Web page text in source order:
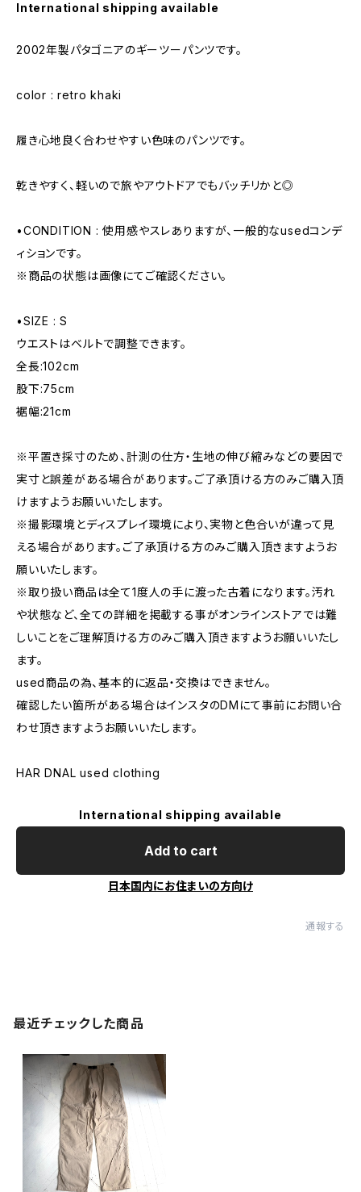
International shipping available
2002年製パタゴニアのギーツーパンツです。
color : retro khaki
履き心地良く合わせやすい色味のパンツです。
乾きやすく、軽いので旅やアウトドアでもバッチリかと◎
•CONDITION : 使用感やスレありますが、一般的なusedコンデ
ィションです。
※商品の状態は画像にてご確認ください。
•SIZE : S
ウエストはベルトで調整できます。
全長:102cm
股下:75cm
裾幅:21cm
※平置き採寸のため、計測の仕方・生地の伸び縮みなどの要因で
実寸と誤差がある場合があります。ご了承頂ける方のみご購入頂
けますようお願いいたします。
※撮影環境とディスプレイ環境により、実物と色合いが違って見
える場合があります。ご了承頂ける方のみご購入頂きますようお
願いいたします。
※取り扱い商品は全て1度人の手に渡った古着になります。汚れ
や状態など、全ての詳細を掲載する事がオンラインストアでは難
しいことをご理解頂ける方のみご購入頂きますようお願いいたし
ます。
used商品の為、基本的に返品・交換はできません。
確認したい箇所がある場合はインスタのDMにて事前にお問い合
わせ頂きますようお願いいたします。
HAR DNAL used clothing
International shipping available
Add to cart
日本国内にお住まいの方向け
通報する
最近チェックした商品